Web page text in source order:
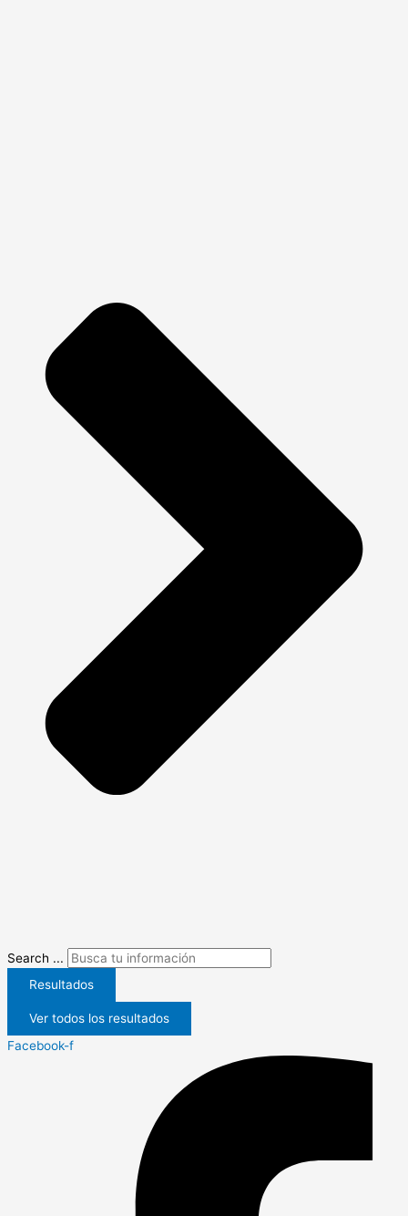
Search ...
Resultados
Ver todos los resultados
Facebook-f